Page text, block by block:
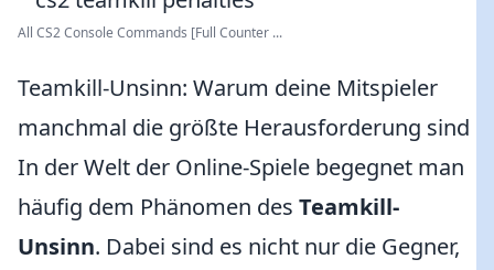
All CS2 Console Commands [Full Counter ...
Teamkill-Unsinn: Warum deine Mitspieler
manchmal die größte Herausforderung sind
In der Welt der Online-Spiele begegnet man
häufig dem Phänomen des Teamkill-
Unsinn. Dabei sind es nicht nur die Gegner,